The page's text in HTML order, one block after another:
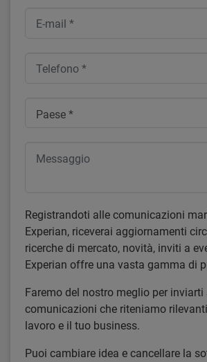
Registrandoti alle comunicazioni
Experian, riceverai aggiornamenti
ricerche di mercato, novità, inviti a
Experian offre una vasta gamma di
Faremo del nostro meglio per inviarti
comunicazioni che riteniamo
lavoro e il tuo business.
Puoi cambiare idea e cancellare la